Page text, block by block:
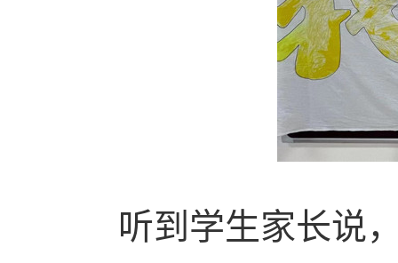
听到学生家长说